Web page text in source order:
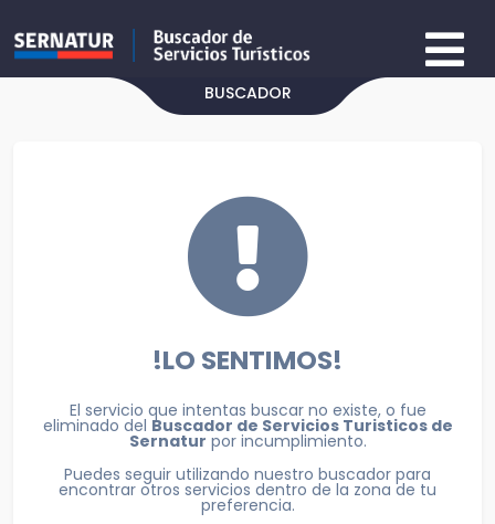
BUSCADOR
!LO SENTIMOS!
El servicio que intentas buscar no existe, o fue
eliminado del Buscador de Servicios Turisticos de
Sernatur por incumplimiento.
Puedes seguir utilizando nuestro buscador para
encontrar otros servicios dentro de la zona de tu
preferencia.